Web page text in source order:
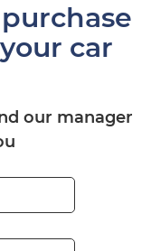
purchase
car
our manager